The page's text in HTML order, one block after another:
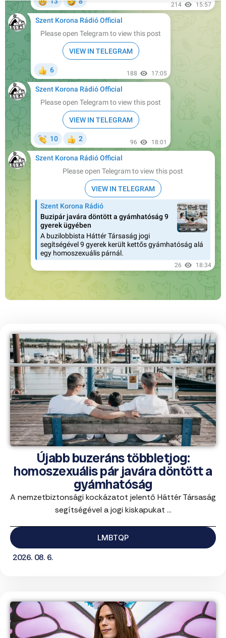
Újabb buzeráns többletjog:
homoszexuális pár javára döntött a
gyámhatóság
A nemzetbiztonsági kockázatot jelentő Háttér Társaság
segítségével a jogi kiskapukat ...
LMBTQP
2026. 08. 6.